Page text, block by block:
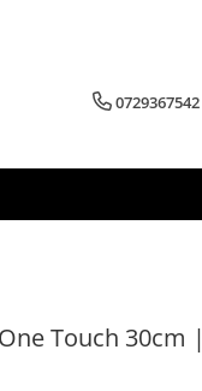
0729367542
Touch 30cm |